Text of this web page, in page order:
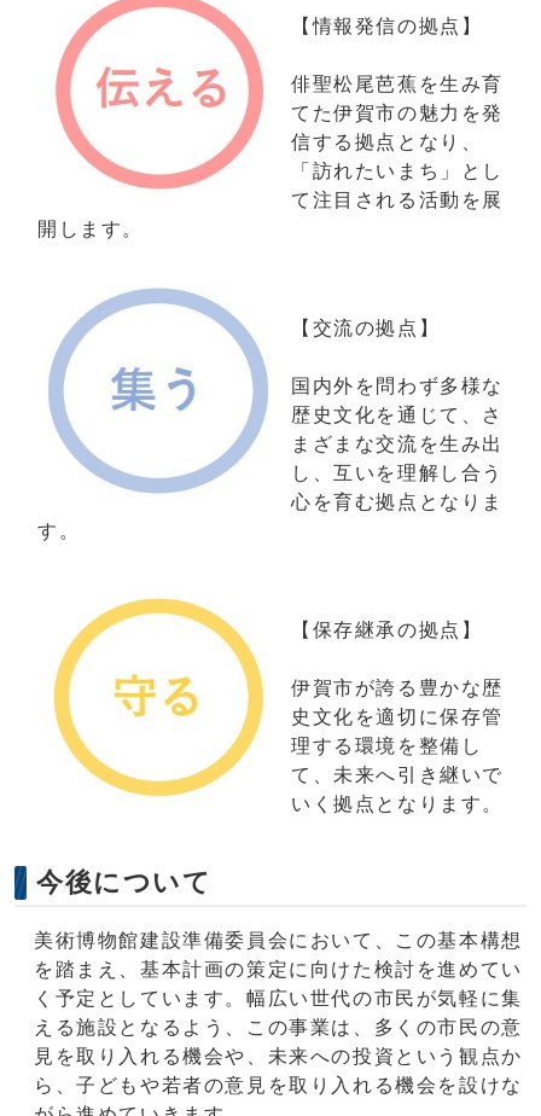
【情報発信の拠点】
俳聖松尾芭蕉を生み育
てた伊賀市の魅力を発
信する拠点となり、
「訪れたいまち」とし
て注目される活動を展
開します。
【交流の拠点】
国内外を問わず多様な
歴史文化を通じて、さ
まざまな交流を生み出
し、互いを理解し合う
心を育む拠点となりま
す。
【保存継承の拠点】
伊賀市が誇る豊かな歴
史文化を適切に保存管
理する環境を整備し
て、未来へ引き継いで
いく拠点となります。
今後について
美術博物館建設準備委員会において、この基本構想
を踏まえ、基本計画の策定に向けた検討を進めてい
く予定としています。幅広い世代の市民が気軽に集
える施設となるよう、この事業は、多くの市民の意
見を取り入れる機会や、未来への投資という観点か
ら、子どもや若者の意見を取り入れる機会を設けな